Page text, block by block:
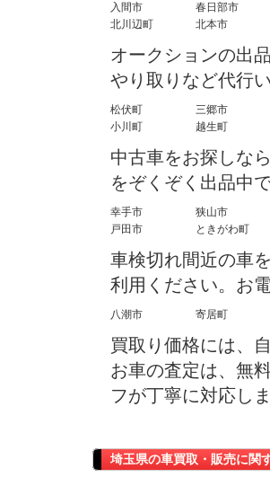
入間市
春日部市
北川辺町
北本市
オークションの出
やり取りなど代行
松伏町
三郷市
小川町
越生町
中古車をお探しな
をぞくぞく出品中
幸手市
狭山市
戸田市
ときがわ町
車検切れ間近の車
利用ください。お
八潮市 寄居町
買取り価格には、
お車の査定は、無
フが丁寧に対応し
埼玉県の車買取・販売に関